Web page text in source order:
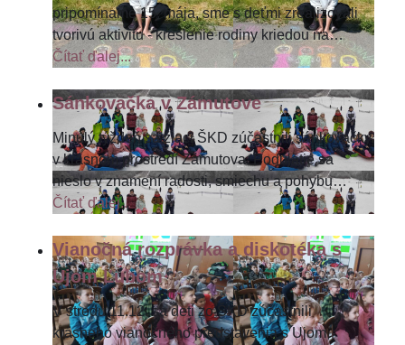
pripomíname 15. mája, sme s deťmi zrealizovali
tvorivú aktivitu - kreslenie rodiny kriedou na…
Čítať ďalej...
Sánkovačka v Zámutove
Minulý týždeň sa žiaci ŠKD zúčastnili sánkovačky
v krásnom prostredí Zámutova. Podujatie sa
nieslo v znamení radosti, smiechu a pohybu…
Čítať ďalej...
Vianočná rozprávka a diskotéka s
Ujom Ľubom
V stredu 11.12. sa deti zo ŠKD zúčastnili
krásneho vianočného predstavenia s Ujom